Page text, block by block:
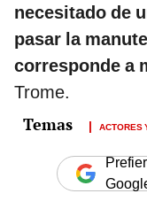
necesitado de
pasar la
corresponde a
Trome.
ACTORES